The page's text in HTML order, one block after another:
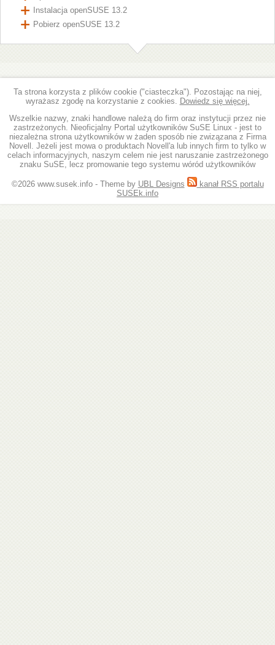
Instalacja openSUSE 13.2
Pobierz openSUSE 13.2
Ta strona korzysta z plików cookie ("ciasteczka"). Pozostając na niej,
wyrażasz zgodę na korzystanie z cookies. Dowiedz się więcej.
Wszelkie nazwy, znaki handlowe należą do firm oraz instytucji przez nie
zastrzeżonych. Nieoficjalny Portal użytkowników SuSE Linux - jest to
niezależna strona użytkowników w żaden sposób nie zwizązana z Firma
Novell. Jeżeli jest mowa o produktach Novell'a lub innych firm to tylko w
celach informacyjnych, naszym celem nie jest naruszanie zastrzeżonego
znaku SuSE, lecz promowanie tego systemu wóród użytkowników
©2026 www.susek.info - Theme by UBL Designs
kanał RSS portalu
SUSEk.info